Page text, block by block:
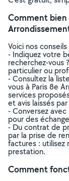
Comment bien
Voici nos conseils
- Indiquez votre
recherchez-vous
particulier ou
- Consultez la
vous à Paris 8e
services
et avis laissés
- Conversez
pour des
- Du contrat de
par la prise de
factures : utilisez
prestation.
Comment